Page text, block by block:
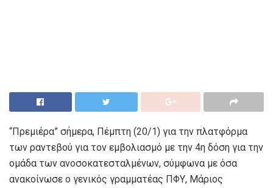
“Πρεμιέρα” σήμερα, Πέμπτη (20/1) για την πλατφόρμα
των ραντεβού για τον εμβολιασμό με την 4η δόση για την
ομάδα των ανοσοκατεσταλμένων, σύμφωνα με όσα
ανακοίνωσε ο γενικός γραμματέας ΠΦΥ, Μάριος